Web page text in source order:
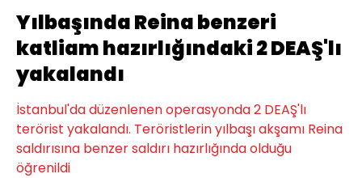
Yılbaşında Reina benzeri
katliam hazırlığındaki 2 DEAŞ'lı
yakalandı
İstanbul'da düzenlenen operasyonda 2 DEAŞ'lı
terörist yakalandı. Teröristlerin yılbaşı akşamı Reina
saldırısına benzer saldırı hazırlığında olduğu
öğrenildi